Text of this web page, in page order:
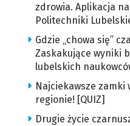
zdrowia. Aplikacja
Politechniki
Gdzie „chowa się”
Zaskakujące wyniki
lubelskich
Najciekawsze zamki
regionie! [QUIZ]
Drugie życie